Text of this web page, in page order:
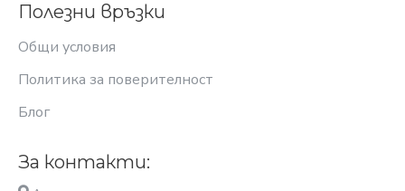
Полезни връзки
Общи условия
Политика за поверителност
Блог
За контакти: